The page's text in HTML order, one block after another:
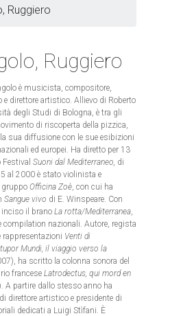
Ruggiero
Ruggiero
è musicista, compositore,
e direttore artistico. Allievo di Roberto
degli Studi di Bologna, è tra gli
di riscoperta della pizzica,
sua diffusione con le sue esibizioni
ed europei. Ha diretto per 13
Suoni dal Mediterraneo, di
al 2000 è stato violinista e
gruppo Officina Zoè , con cui ha
Sangue vivo di E. Winspeare. Con
inciso il brano La rotta/Mediterranea
compilation nazionali. Autore, regista
rappresentazioni Venti di
Mundi, il viaggio verso la
ha scritto la colonna sonora del
francese Latrodectus, qui mord en
A partire dallo stesso anno ha
direttore artistico e presidente di
dedicati a Luigi Stìfani. È